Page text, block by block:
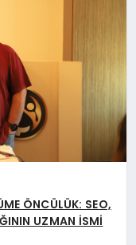
ÖNCÜLÜK: SEO,
UZMAN İSMİ